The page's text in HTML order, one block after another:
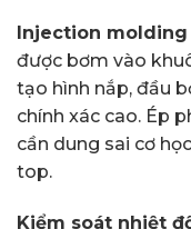
Injection
được bơm vào
tạo hình nắp, đầu
chính xác cao. Ép
cần dung sai cơ
top.
Kiểm soát nhiệt